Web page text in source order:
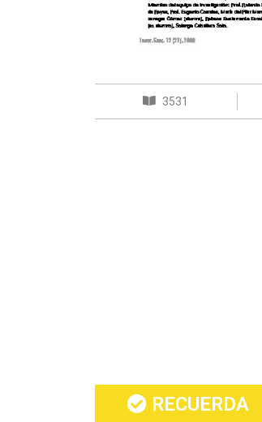
3531
RECUERDA